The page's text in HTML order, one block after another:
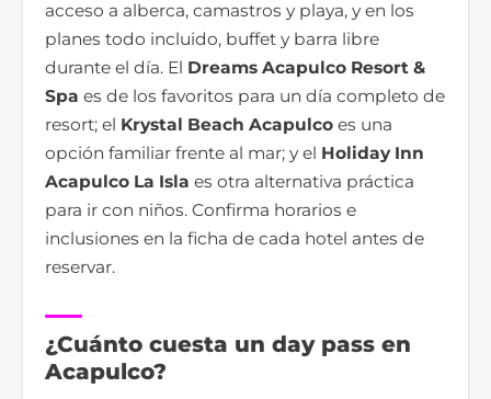
acceso a alberca, camastros y playa, y en los
planes todo incluido, buffet y barra libre
durante el día. El Dreams Acapulco Resort &
Spa es de los favoritos para un día completo de
resort; el Krystal Beach Acapulco es una
opción familiar frente al mar; y el Holiday Inn
Acapulco La Isla es otra alternativa práctica
para ir con niños. Confirma horarios e
inclusiones en la ficha de cada hotel antes de
reservar.
¿Cuánto cuesta un day pass en
Acapulco?